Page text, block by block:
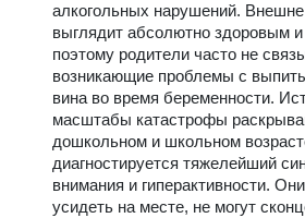
алкогольных нарушений.
выглядит абсолютно здоровым
поэтому родители часто не
возникающие проблемы с
вина во время беременности.
масштабы катастрофы
дошкольном и школьном
диагностируется тяжелейший
внимания и гиперактивности.
усидеть на месте, не могут